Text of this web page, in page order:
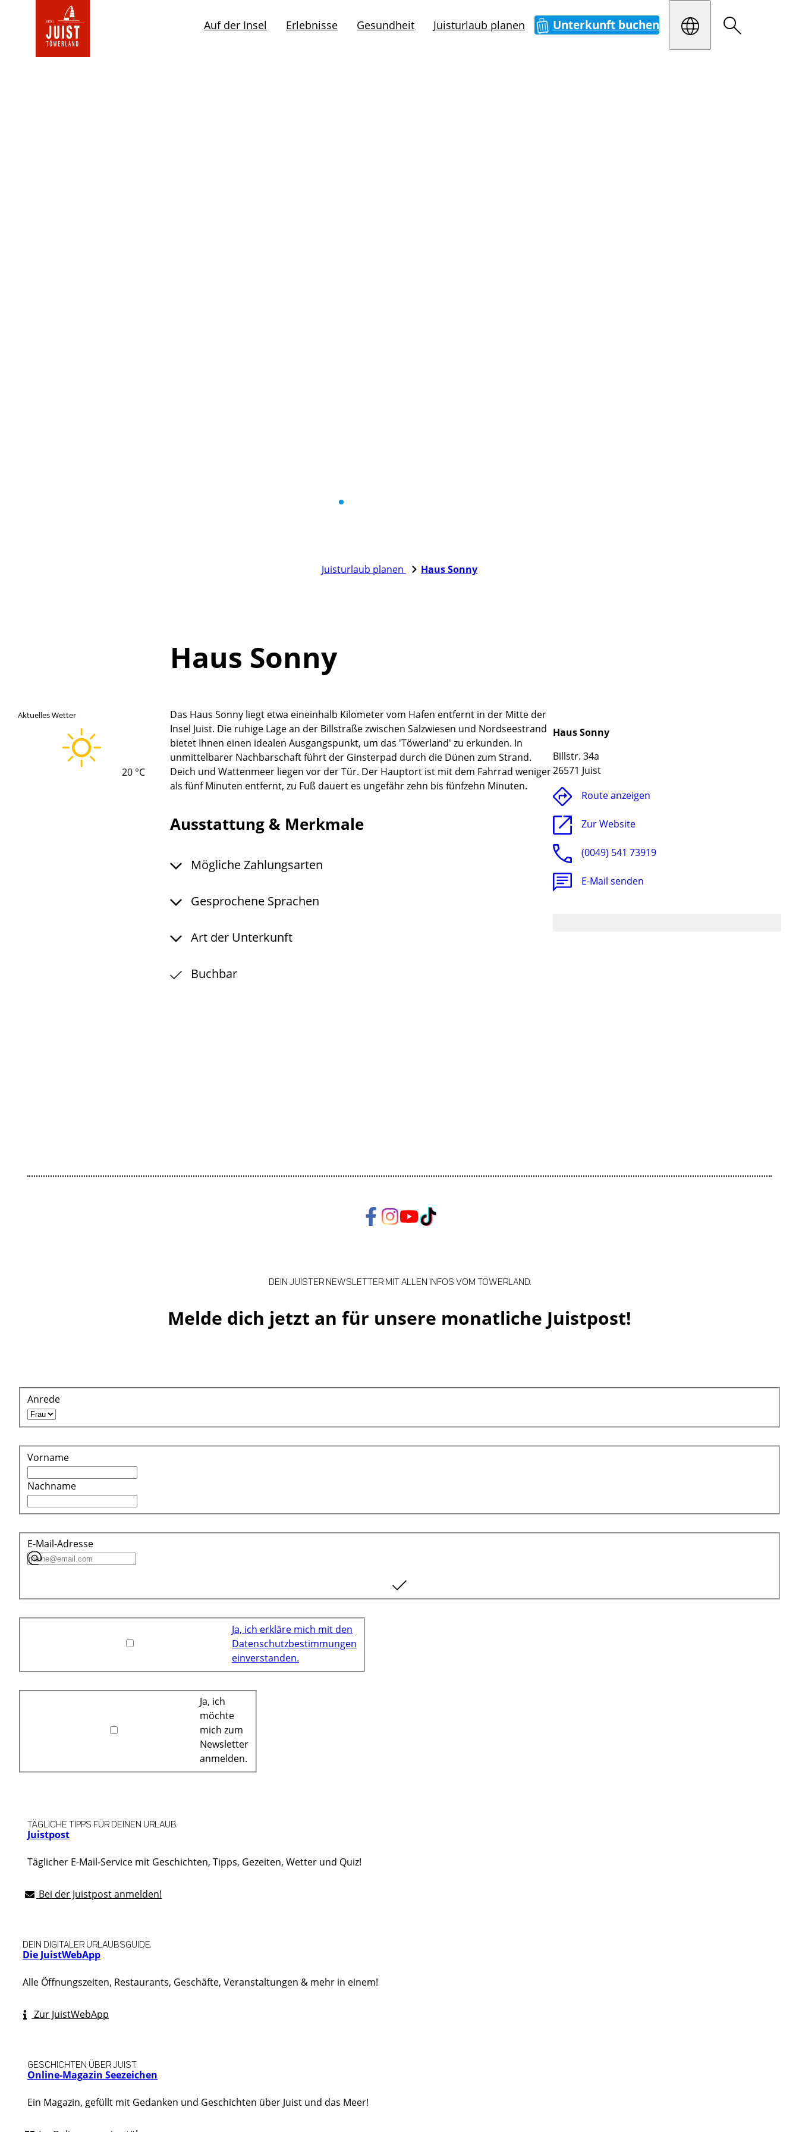
Startseite
Auf der Insel Erlebnisse Gesundheit Juisturlaub planen Unterkunft buchen
Juisturlaub planen Haus Sonny
Haus Sonny
Aktuelles Wetter
20 °C
Das Haus Sonny liegt etwa eineinhalb Kilometer vom Hafen entfernt in der Mitte der
Insel Juist. Die ruhige Lage an der Billstraße zwischen Salzwiesen und Nordseestrand
bietet Ihnen einen idealen Ausgangspunkt, um das 'Töwerland' zu erkunden. In
unmittelbarer Nachbarschaft führt der Ginsterpad durch die Dünen zum Strand.
Deich und Wattenmeer liegen vor der Tür. Der Hauptort ist mit dem Fahrrad weniger
als fünf Minuten entfernt, zu Fuß dauert es ungefähr zehn bis fünfzehn Minuten.
Ausstattung & Merkmale
Mögliche Zahlungsarten
Gesprochene Sprachen
Art der Unterkunft
Buchbar
Haus Sonny
Billstr. 34a
26571 Juist
Route anzeigen
Zur Website
(0049) 541 73919
E-Mail senden
Melde dich jetzt an für unsere monatliche Juistpost!
DEIN JUISTER NEWSLETTER MIT ALLEN INFOS VOM TÖWERLAND.
Anrede
Vorname
Nachname
E-Mail-Adresse
Ja, ich erkläre mich mit den
Datenschutzbestimmungen
einverstanden.
Ja, ich
möchte
mich zum
Newsletter
anmelden.
Juistpost
TÄGLICHE TIPPS FÜR DEINEN URLAUB.
Täglicher E-Mail-Service mit Geschichten, Tipps, Gezeiten, Wetter und Quiz!
Bei der Juistpost anmelden!
Die JuistWebApp
DEIN DIGITALER URLAUBSGUIDE.
Alle Öffnungszeiten, Restaurants, Geschäfte, Veranstaltungen & mehr in einem!
Zur JuistWebApp
Online-Magazin Seezeichen
GESCHICHTEN ÜBER JUIST.
Ein Magazin, gefüllt mit Gedanken und Geschichten über Juist und das Meer!